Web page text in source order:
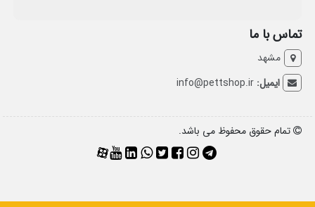
تماس با ما
مشهد
ایمیل:info@pettshop.ir
تمام حقوق محفوظ می باشد.